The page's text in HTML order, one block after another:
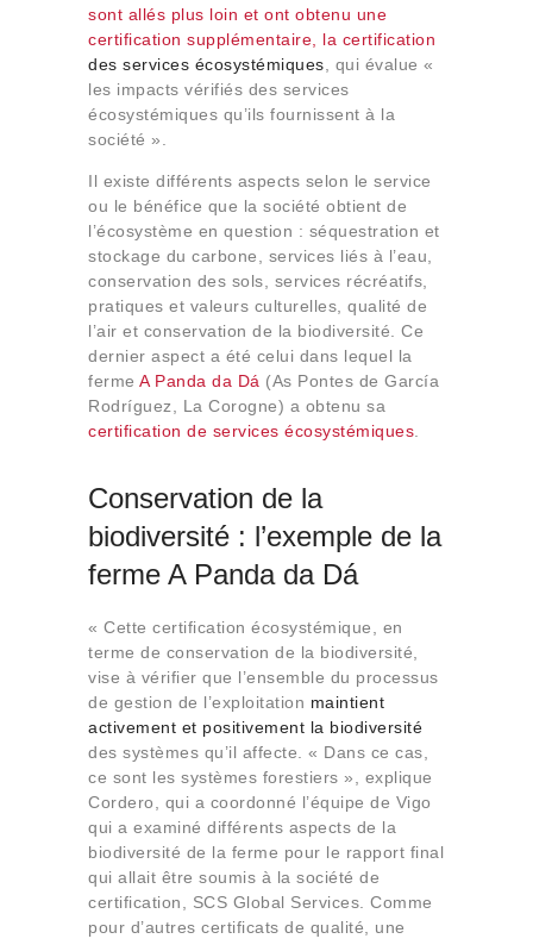
sont allés plus loin et ont obtenu une
certification supplémentaire, la certification
des services écosystémiques , qui évalue «
les impacts vérifiés des services
écosystémiques qu’ils fournissent à la
société ».
Il existe différents aspects selon le service
ou le bénéfice que la société obtient de
l’écosystème en question : séquestration et
stockage du carbone, services liés à l’eau,
conservation des sols, services récréatifs,
pratiques et valeurs culturelles, qualité de
l’air et conservation de la biodiversité. Ce
dernier aspect a été celui dans lequel la
ferme A Panda da Dá (As Pontes de García
Rodríguez, La Corogne) a obtenu sa
certification de services écosystémiques
Conservation de la
biodiversité : l’exemple de la
ferme A Panda da Dá
« Cette certification écosystémique, en
terme de conservation de la biodiversité,
vise à vérifier que l’ensemble du processus
de gestion de l’exploitation maintient
activement et positivement la biodiversité
des systèmes qu’il affecte. « Dans ce cas,
ce sont les systèmes forestiers », explique
Cordero, qui a coordonné l’équipe de Vigo
qui a examiné différents aspects de la
biodiversité de la ferme pour le rapport final
qui allait être soumis à la société de
certification, SCS Global Services. Comme
pour d’autres certificats de qualité, une